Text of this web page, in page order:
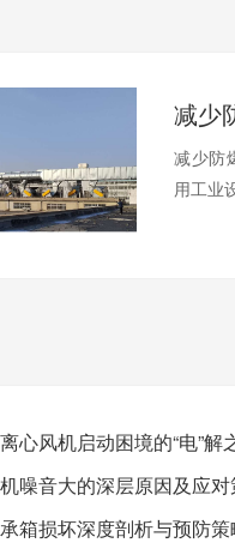
减少
减少防
用工业
心风机启动困境的“电”解
噪音大的深层原因及应对
箱损坏深度剖析与预防策